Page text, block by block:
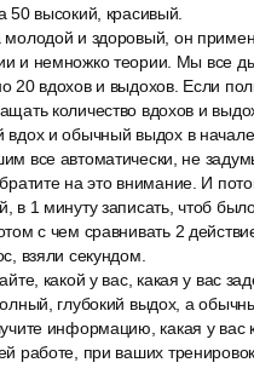
50 высокий, красивый.
и здоровый, он
и немножко теории. Мы все
20 вдохов и выдохов. Если
количество вдохов и
и обычный выдох в
все автоматически, не
на это внимание. И
в 1 минуту записать, чтоб
с чем сравнивать 2
взяли секундом.
какой у вас, какая у вас
глубокий выдох, а
информацию, какая у вас
работе, при ваших